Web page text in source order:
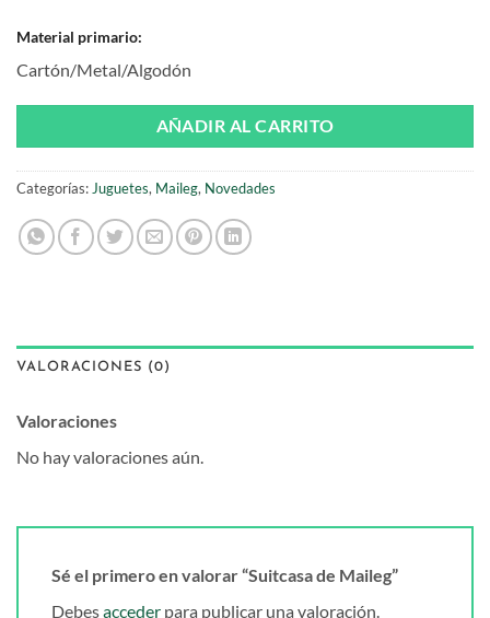
Material primario:
Cartón/Metal/Algodón
AÑADIR AL CARRITO
Categorías:Juguetes, Maileg, Novedades
VALORACIONES (0)
Valoraciones
No hay valoraciones aún.
Sé el primero en valorar “Suitcasa de Maileg”
Debesacceder para publicar una valoración.